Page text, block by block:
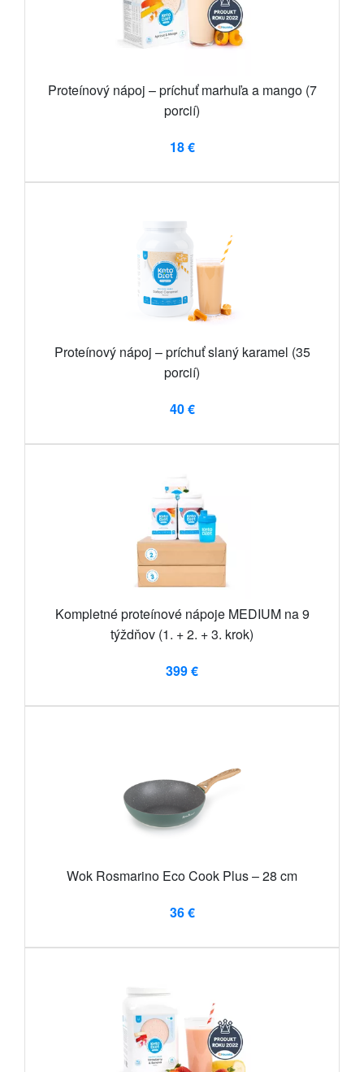
Proteínový nápoj – príchuť marhuľa a mango (7
porcií)
18 €
Proteínový nápoj – príchuť slaný karamel (35
porcií)
40 €
Kompletné proteínové nápoje MEDIUM na 9
týždňov (1. + 2. + 3. krok)
399 €
Wok Rosmarino Eco Cook Plus – 28 cm
36 €